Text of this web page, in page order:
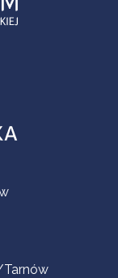
Tarnów